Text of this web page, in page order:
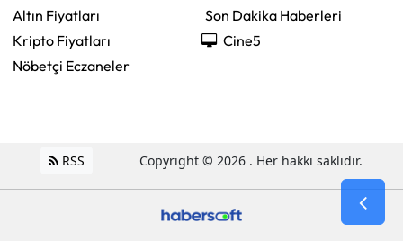
Altın Fiyatları
Kripto Fiyatları
Nöbetçi Eczaneler
Son Dakika Haberleri
Cine5
RSS Copyright © 2026 . Her hakkı saklıdır.